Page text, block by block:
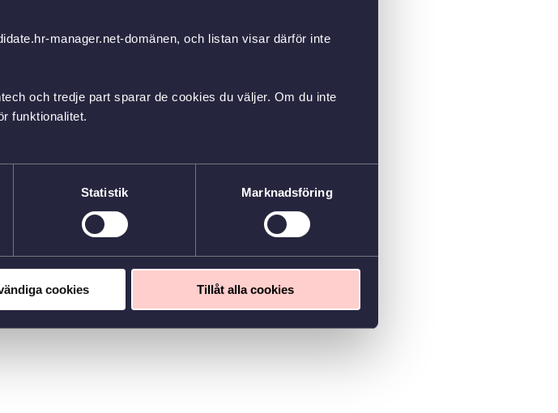
manager.net-domänen, och listan visar därför inte
och tredje part sparar de cookies du väljer. Om du inte
funktionalitet.
Statistik Marknadsföring
cookies Tillåt alla cookies